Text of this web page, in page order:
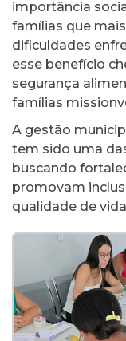
importância
famílias que
dificuldades
esse benefício
segurança
famílias
A gestão
tem sido uma
buscando
promovam
qualidade de